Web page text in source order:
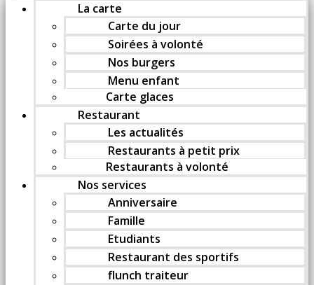
La carte
Carte du jour
Soirées à volonté
Nos burgers
Menu enfant
Carte glaces
Restaurant
Les actualités
Restaurants à petit prix
Restaurants à volonté
Nos services
Anniversaire
Famille
Etudiants
Restaurant des sportifs
flunch traiteur